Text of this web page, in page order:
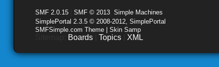
SMF 2.0.15 SMF © 2013 Simple Machines
SimplePortal 2.3.5 © 2008-2012, SimplePortal
SMFSimple.com Theme | Skin Samp
Boards Topics XML